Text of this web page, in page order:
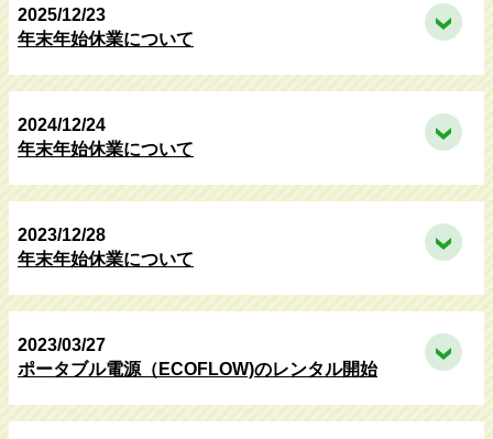
2025/12/23
年末年始休業について
2024/12/24
年末年始休業について
2023/12/28
年末年始休業について
2023/03/27
ポータブル電源（ECOFLOW)のレンタル開始